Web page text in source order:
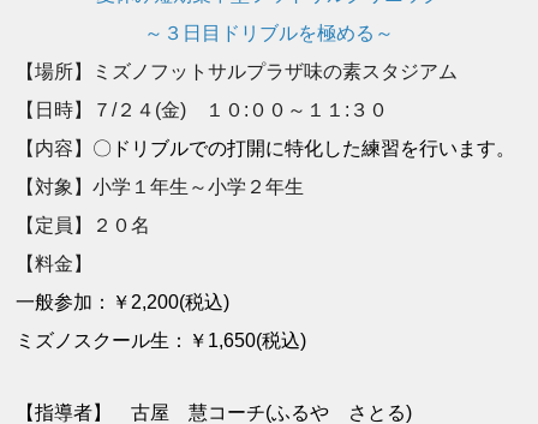
～３日目ドリブルを極める～
【場所】ミズノフットサルプラザ味の素スタジアム
【日時】７/２４(金) １０:００～１１:３０
【内容】 〇ドリブルでの打開に特化した練習を行います。
【対象】小学１年生～小学２年生
【定員】２０名
【料金】
一般参加：￥2,200(税込)
ミズノスクール生：￥1,650(税込)
【指導者】 古屋 慧コーチ(ふるや さとる)